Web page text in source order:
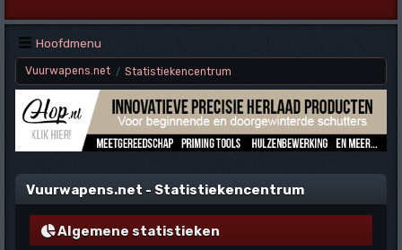
Hoofdmenu
Vuurwapens.net / Statistiekencentrum
Vuurwapens.net - Statistiekencentrum
Algemene statistieken